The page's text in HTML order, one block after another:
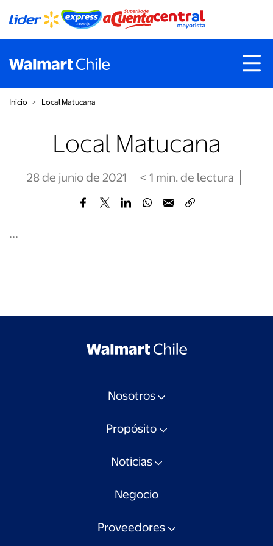
Inicio ˃ Local Matucana
Local Matucana
28 de junio de 2021 < 1 min. de lectura
...
Nosotros
Propósito
Noticias
Negocio
Proveedores